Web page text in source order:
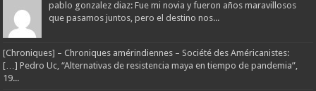
pablo gonzalez diaz: Fue mi novia y fueron años maravillosos
que pasamos juntos, pero el destino nos...
[Chroniques] – Chroniques amérindiennes – Société des Américanistes:
[…] Pedro Uc, “Alternativas de resistencia maya en tiempo de pandemia”,
19...